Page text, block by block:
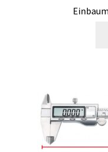
Automatisierung mit
Bunsenbrenner
Chemische